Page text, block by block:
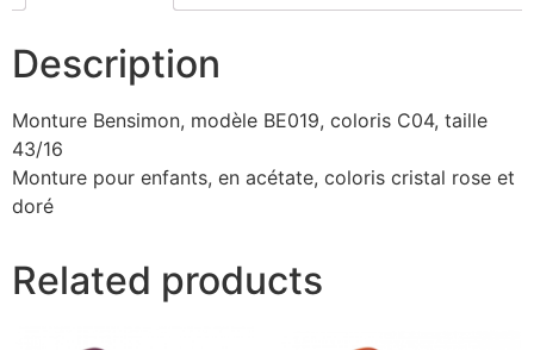
Description
Monture Bensimon, modèle BE019, coloris C04, taille
43/16
Monture pour enfants, en acétate, coloris cristal rose et
doré
Related products